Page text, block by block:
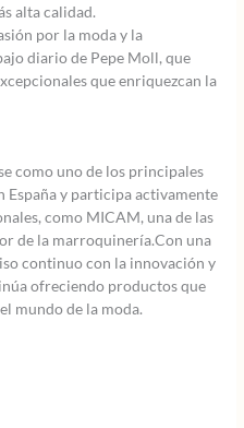
alta calidad.
por la moda y la
diario de Pepe Moll, que
que enriquezcan la
como uno de los principales
España y participa activamente
como MICAM, una de las
de la marroquinería.Con una
continuo con la innovación y
ofreciendo productos que
mundo de la moda.